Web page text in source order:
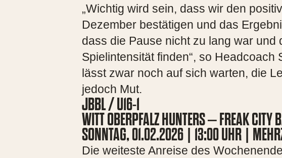
„Wichtig wird sein, dass wir den
Dezember bestätigen und das
dass die Pause nicht zu lang war
Spielintensität finden“, so
lässt zwar noch auf sich warten, die
jedoch Mut.
JBBL / U16-1
WITT OBERPFALZ HUNTERS – FREAK CITY
SONNTAG, 01.02.2026 | 13:00 UHR |
Die weiteste Anreise des